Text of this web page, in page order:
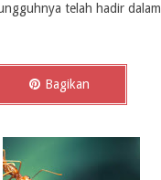
telah hadir dalam
Bagikan